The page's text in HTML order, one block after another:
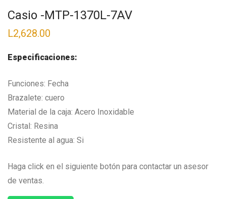
Casio -MTP-1370L-7AV
L2,628.00
Especificaciones:
Funciones: Fecha
Brazalete: cuero
Material de la caja: Acero Inoxidable
Cristal: Resina
Resistente al agua: Si
Haga click en el siguiente botón para contactar un asesor
de ventas.